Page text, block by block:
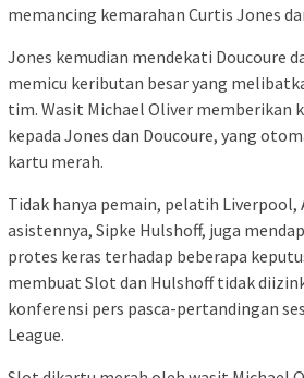
memancing kemarahan Curtis Jones
Jones kemudian mendekati Doucoure
memicu keributan besar yang
tim. Wasit Michael Oliver memberikan
kepada Jones dan Doucoure, yang
kartu merah.
Tidak hanya pemain, pelatih Liverpool,
asistennya, Sipke Hulshoff, juga
protes keras terhadap beberapa
membuat Slot dan Hulshoff tidak
konferensi pers pasca-pertandingan
League.